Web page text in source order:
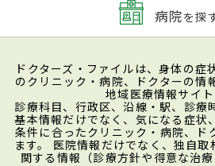
病院を探
ドクターズ・ファイルは、身体の症
のクリニック・病院、ドクターの情
地域医療情報サイト
診療科目、行政区、沿線・駅、診療
基本情報だけでなく、気になる症状
条件に合ったクリニック・病院、ド
ます。 医院情報だけでなく、独自取
関する情報（診療方針や得意な治療